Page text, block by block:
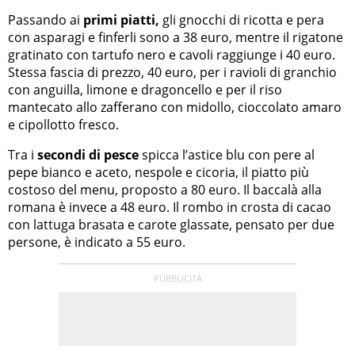
Passando ai primi piatti, gli gnocchi di ricotta e pera
con asparagi e finferli sono a 38 euro, mentre il rigatone
gratinato con tartufo nero e cavoli raggiunge i 40 euro.
Stessa fascia di prezzo, 40 euro, per i ravioli di granchio
con anguilla, limone e dragoncello e per il riso
mantecato allo zafferano con midollo, cioccolato amaro
e cipollotto fresco.
Tra i secondi di pescespicca l’astice blu con pere al
pepe bianco e aceto, nespole e cicoria, il piatto più
costoso del menu, proposto a 80 euro. Il baccalà alla
romana è invece a 48 euro. Il rombo in crosta di cacao
con lattuga brasata e carote glassate, pensato per due
persone, è indicato a 55 euro.